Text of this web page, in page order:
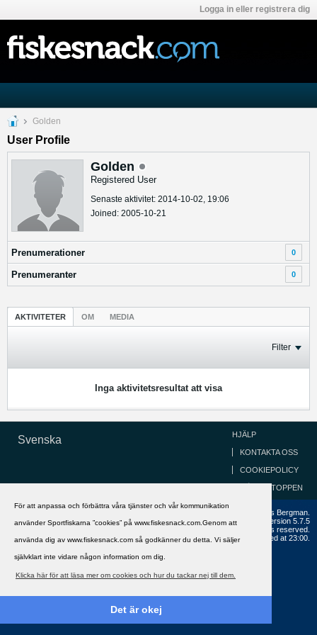
För att anpassa och förbättra våra tjänster och vår kommunikation
använder Sportfiskarna ”cookies” på www.fiskesnack.com.Genom att
använda dig av www.fiskesnack.com så godkänner du detta. Vi säljer
självklart inte vidare någon information om dig.
Klicka här för att läsa mer om cookies och hur du tackar nej till dem.
Det är okej
Logga in eller registrera dig
Golden
User Profile
Golden
Registered User
Senaste aktivitet: 2014-10-02, 19:06
Joined: 2005-10-21
Prenumerationer 0
Prenumeranter 0
AKTIVITETER OM MEDIA
Filter
Inga aktivitetsresultat att visa
Svenska HJÄLP
KONTAKTA OSS
COOKIEPOLICY
GÅ TILL TOPPEN
Copyright ©2002 - 2021, FiskeSnack.com. Grundad 2002 av Anders Bergman.
Powered byvBulletin®
Version 5.7.5
Copyright © 2026 MH Sub I, LLC dba vBulletin. All rights reserved.
All times are GMT+1. This page was generated at 23:00.